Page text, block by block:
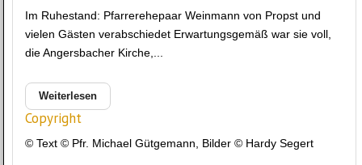
Im Ruhestand: Pfarrerehepaar Weinmann von Propst und
vielen Gästen verabschiedet Erwartungsgemäß war sie voll,
die Angersbacher Kirche,...
Weiterlesen
Copyright
© Text © Pfr. Michael Gütgemann, Bilder © Hardy Segert